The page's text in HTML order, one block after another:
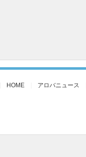
HOME アロバニュース